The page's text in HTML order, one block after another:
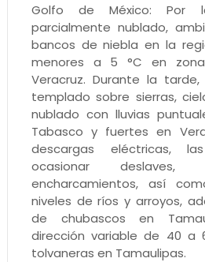
Golfo de México: Por
parcialmente nublado,
bancos de niebla en la
menores a 5 °C en
Veracruz. Durante la
templado sobre sierras,
nublado con lluvias
Tabasco y fuertes en
descargas eléctricas,
ocasionar deslaves,
encharcamientos, así
niveles de ríos y arroyos,
de chubascos en
dirección variable de 40 a
tolvaneras en Tamaulipas.